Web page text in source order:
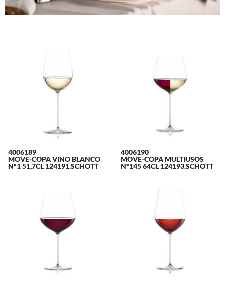
4006189
MOVE-COPA VINO BLANCO
Nº1 51,7CL 124191.SCHOTT
4006190
MOVE-COPA MULTIUSOS
Nº145 64CL 124193.SCHOTT